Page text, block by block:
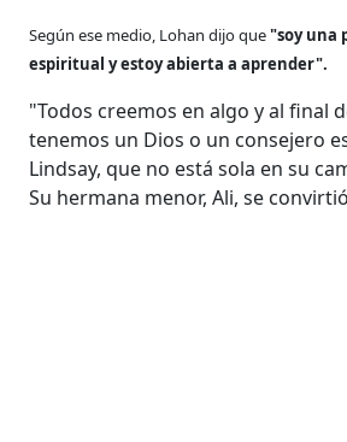
Según ese medio, Lohan dijo que"soy una
espiritual y estoy abierta a aprender".
"Todos creemos en algo y al final
tenemos un Dios o un consejero
Lindsay, que no está sola en su
Su hermana menor, Ali, se